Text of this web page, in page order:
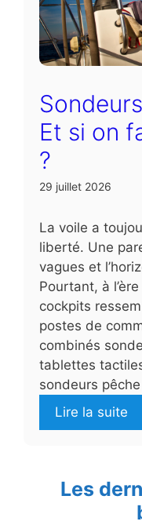
Et si on
?
29 juillet 2026
La voile a
liberté. Une
vagues et
Pourtant, à
cockpits
postes de
combinés
tablettes
sondeurs
Lire la suite
Les